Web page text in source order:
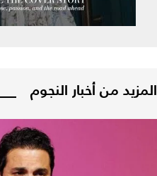
المزيد من أخبار النجوم